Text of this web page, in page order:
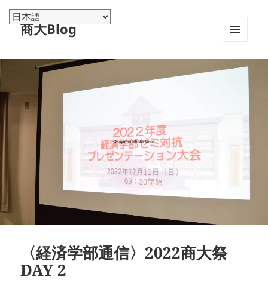
商大Blog
ーとウ
ィジェ
〈経済学部通信〉2022商大祭
DAY 2